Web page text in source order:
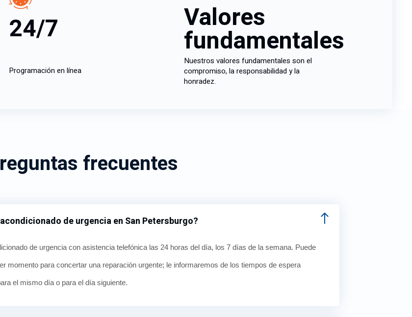
24/7
Programación en línea
Valores
fundamentales
Nuestros valores fundamentales son el
compromiso, la responsabilidad y la
honradez.
frecuentes
de urgencia en San Petersburgo?
de urgencia con asistencia telefónica las 24 horas del día, los 7 días de la semana. Puede
momento para concertar una reparación urgente; le informaremos de los tiempos de espera
el mismo día o para el día siguiente.